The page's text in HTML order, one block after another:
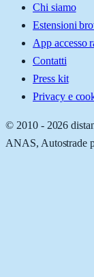
Chi siamo
Estensioni
App accesso
Contatti
Press kit
Privacy e
© 2010 - 2026
ANAS, Autostrade